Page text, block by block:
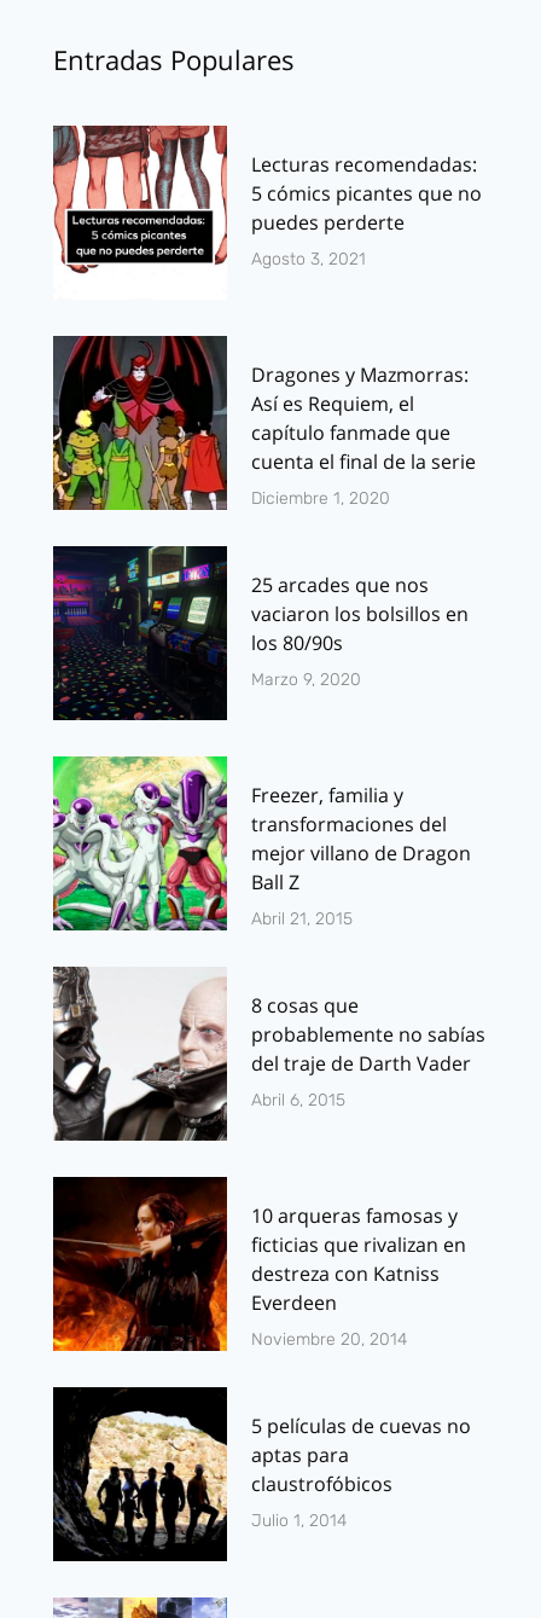
Entradas Populares
Lecturas recomendadas:
5 cómics picantes que no
puedes perderte
Agosto 3, 2021
Dragones y Mazmorras:
Así es Requiem, el
capítulo fanmade que
cuenta el final de la serie
Diciembre 1, 2020
25 arcades que nos
vaciaron los bolsillos en
los 80/90s
Marzo 9, 2020
Freezer, familia y
transformaciones del
mejor villano de Dragon
Ball Z
Abril 21, 2015
8 cosas que
probablemente no sabías
del traje de Darth Vader
Abril 6, 2015
10 arqueras famosas y
ficticias que rivalizan en
destreza con Katniss
Everdeen
Noviembre 20, 2014
5 películas de cuevas no
aptas para
claustrofóbicos
Julio 1, 2014